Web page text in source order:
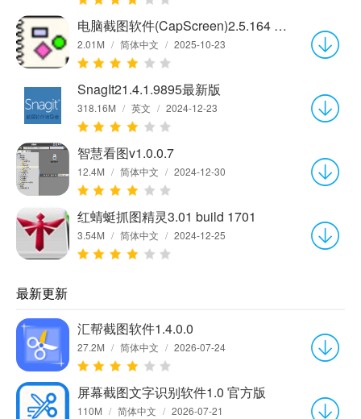
电脑截图软件(CapScreen)2.5.164 自由截屏版
2.01M / 简体中文 / 2025-10-23
SnagIt21.4.1.9895最新版
318.16M / 英文 / 2024-12-23
智慧看图v1.0.0.7
12.4M / 简体中文 / 2024-12-30
红蜻蜓抓图精灵3.01 build 1701
3.54M / 简体中文 / 2024-12-25
最新更新
汇帮截图软件1.4.0.0
27.2M / 简体中文 / 2026-07-24
屏幕截图文字识别软件1.0 官方版
110M / 简体中文 / 2026-07-21